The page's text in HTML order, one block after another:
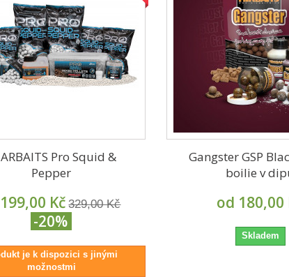
Pro Squid &
Pepper
Kč 329,00 Kč
-20%
je k dispozici s jinými
možnostmi
Gangster GSP
boilie v
od 180,00
Skladem